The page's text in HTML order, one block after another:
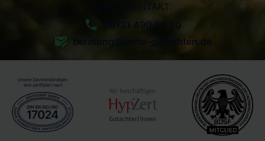
DIREKTKONTAKT:
06131 490 90 20
beratung@certa-gutachten.de